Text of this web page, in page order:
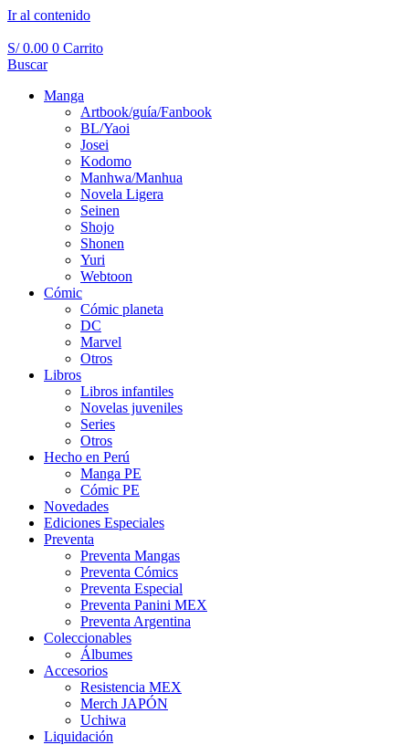
Ir al contenido
S/0.00 0 Carrito
Buscar
Manga
Artbook/guía/Fanbook
BL/Yaoi
Josei
Kodomo
Manhwa/Manhua
Novela Ligera
Seinen
Shojo
Shonen
Yuri
Webtoon
Cómic
Cómic planeta
DC
Marvel
Otros
Libros
Libros infantiles
Novelas juveniles
Series
Otros
Hecho en Perú
Manga PE
Cómic PE
Novedades
Ediciones Especiales
Preventa
Preventa Mangas
Preventa Cómics
Preventa Especial
Preventa Panini MEX
Preventa Argentina
Coleccionables
Álbumes
Accesorios
Resistencia MEX
Merch JAPÓN
Uchiwa
Liquidación